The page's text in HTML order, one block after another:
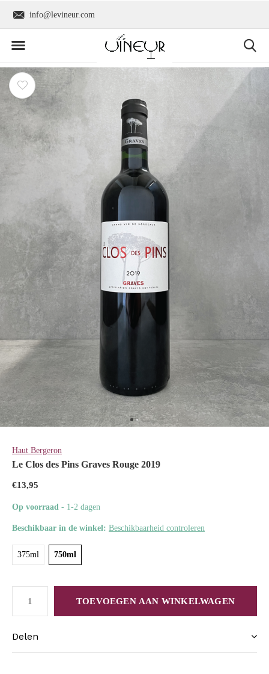
Wereldwijde verzending
Haut Bergeron
Le Clos des Pins Graves Rouge 2019
€13,95
Op voorraad - 1-2 dagen
Beschikbaar in de winkel: Beschikbaarheid controleren
375ml 750ml
TOEVOEGEN AAN WINKELWAGEN
Delen